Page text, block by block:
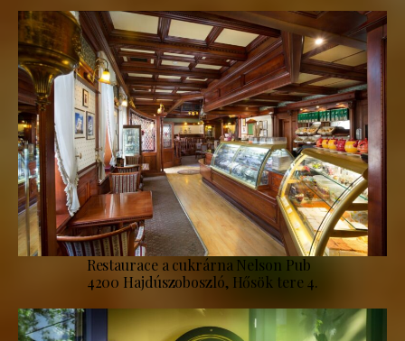
Restaurace a cukrárna Nelson Pub
4200 Hajdúszoboszló, Hősök tere 4.